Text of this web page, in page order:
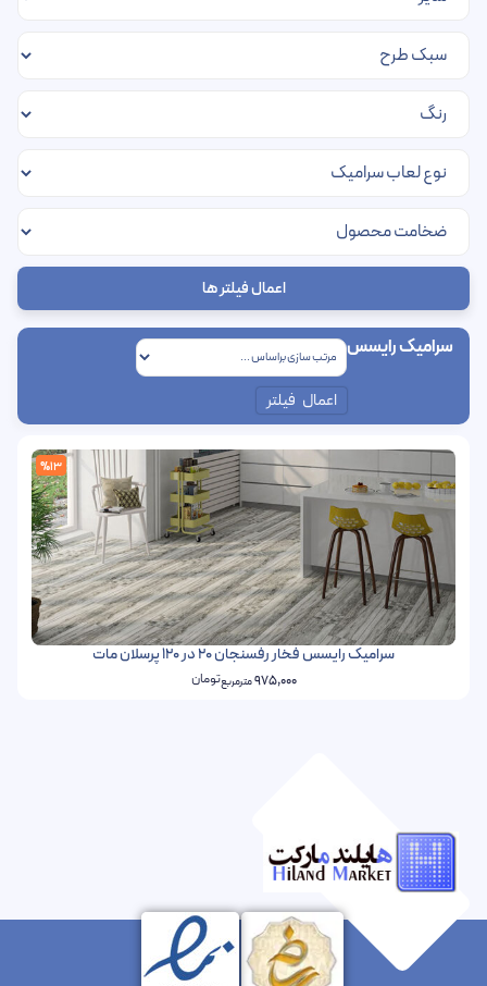
اعمال فیلتر ها
سرامیک رایسس
اعمال فیلتر
%13
سرامیک رایسس فخار رفسنجان 20 در 120 پرسلان مات
975,000مترمربعتومان